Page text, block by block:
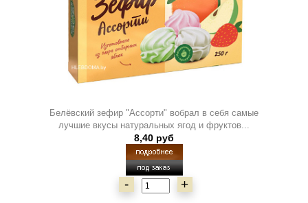
Белёвский зефир "Ассорти" вобрал в себя самые
лучшие вкусы натуральных ягод и фруктов...
8,40 руб
- +